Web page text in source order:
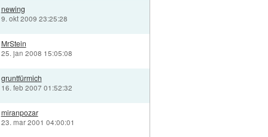
newing
9. okt 2009 23:25:28
MrStein
25. jan 2008 15:05:08
gruntfürmich
16. feb 2007 01:52:32
miranpozar
23. mar 2001 04:00:01